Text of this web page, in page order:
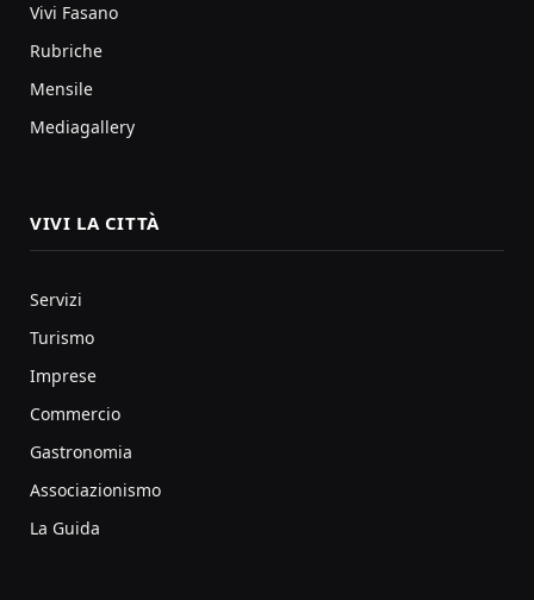
Vivi Fasano
Rubriche
Mensile
Mediagallery
VIVI LA CITTÀ
Servizi
Turismo
Imprese
Commercio
Gastronomia
Associazionismo
La Guida